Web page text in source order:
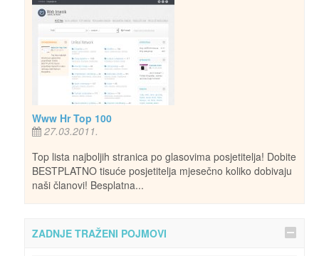
Www Hr Top 100
27.03.2011.
Top lista najboljih stranica po glasovima posjetitelja! Dobite
BESTPLATNO tisuće posjetitelja mjesečno koliko dobivaju
naši članovi! Besplatna...
ZADNJE TRAŽENI POJMOVI